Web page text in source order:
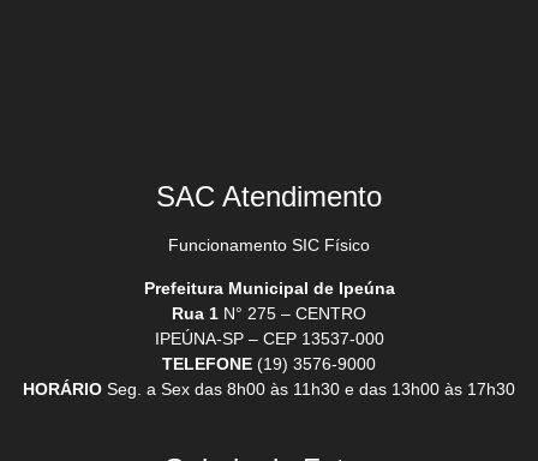
SAC Atendimento
Funcionamento SIC Físico
Prefeitura Municipal de Ipeúna
Rua 1 N° 275 – CENTRO
IPEÚNA-SP – CEP 13537-000
TELEFONE (19) 3576-9000
HORÁRIO Seg. a Sex das 8h00 às 11h30 e das 13h00 às 17h30